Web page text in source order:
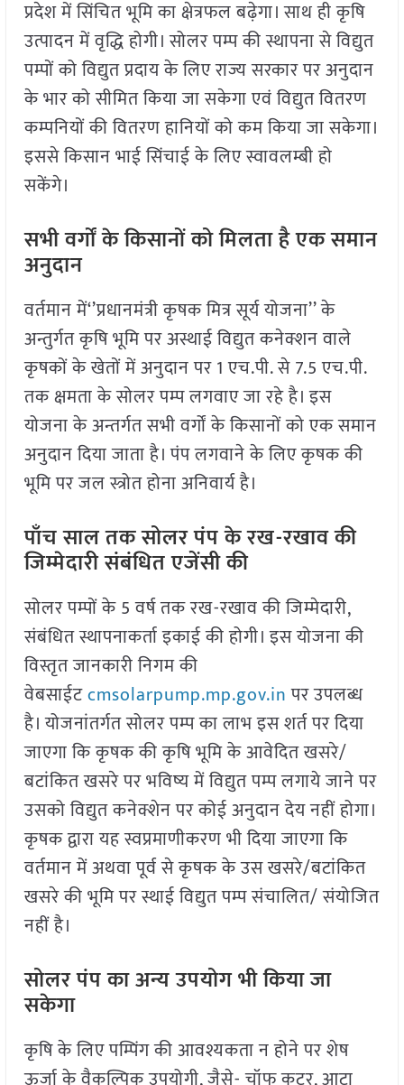
प्रदेश में सिंचित भूमि का क्षेत्रफल बढ़ेगा। साथ ही कृषि
उत्पादन में वृद्धि होगी। सोलर पम्प की स्थापना से विद्युत
पम्पों को विद्युत प्रदाय के लिए राज्य सरकार पर अनुदान
के भार को सीमित किया जा सकेगा एवं विद्युत वितरण
कम्पनियों की वितरण हानियों को कम किया जा सकेगा।
इससे किसान भाई सिंचाई के लिए स्वावलम्बी हो
सकेंगे।
सभी वर्गों के किसानों को मिलता है एक समान
अनुदान
वर्तमान में‘’प्रधानमंत्री कृषक मित्र सूर्य योजना’’ के
अन्तुर्गत कृषि भूमि पर अस्थाई विद्युत कनेक्शन वाले
कृषकों के खेतों में अनुदान पर 1 एच.पी. से 7.5 एच.पी.
तक क्षमता के सोलर पम्प लगवाए जा रहे है। इस
योजना के अन्तर्गत सभी वर्गों के किसानों को एक समान
अनुदान दिया जाता है। पंप लगवाने के लिए कृषक की
भूमि पर जल स्त्रोत होना अनिवार्य है।
पाँच साल तक सोलर पंप के रख-रखाव की
जिम्मेदारी संबंधित एजेंसी की
सोलर पम्पों के 5 वर्ष तक रख-रखाव की जिम्मेदारी,
संबंधित स्थापनाकर्ता इकाई की होगी। इस योजना की
विस्तृत जानकारी निगम की
वेबसाईटcmsolarpump.mp.gov.inपर उपलब्ध
है। योजनांतर्गत सोलर पम्प का लाभ इस शर्त पर दिया
जाएगा कि कृषक की कृषि भूमि के आवेदित खसरे/
बटांकित खसरे पर भविष्य में विद्युत पम्प लगाये जाने पर
उसको विद्युत कनेक्शेन पर कोई अनुदान देय नहीं होगा।
कृषक द्वारा यह स्वप्रमाणीकरण भी दिया जाएगा कि
वर्तमान में अथवा पूर्व से कृषक के उस खसरे/बटांकित
खसरे की भूमि पर स्थाई विद्युत पम्प संचालित/ संयोजित
नहीं है।
सोलर पंप का अन्य उपयोग भी किया जा
सकेगा
कृषि के लिए पम्पिंग की आवश्यकता न होने पर शेष